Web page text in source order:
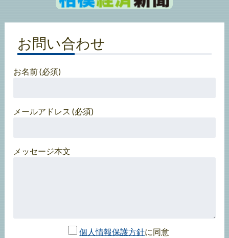
お問い合わせ
お名前 (必須)
メールアドレス (必須)
メッセージ本文
個人情報保護方針に同意